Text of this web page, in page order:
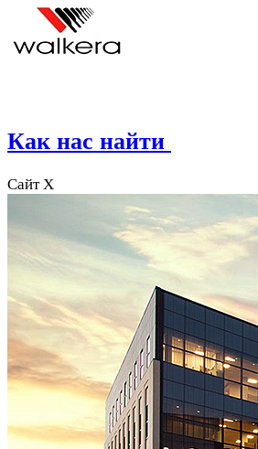
Как нас найти
Сайт X